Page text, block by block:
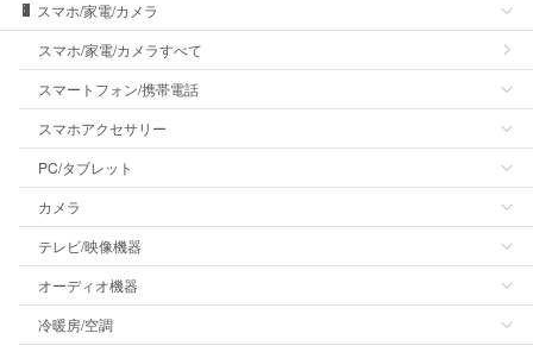
スマホ/家電/カメラ
スマホ/家電/カメラすべて
スマートフォン/携帯電話
スマホアクセサリー
PC/タブレット
カメラ
テレビ/映像機器
オーディオ機器
冷暖房/空調